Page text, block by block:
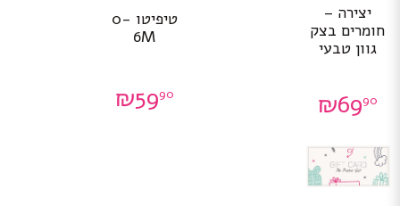
יצירה –
חומרים בצק
גוון טבעי
₪6990
טיפיטו 0-
6M
₪5990